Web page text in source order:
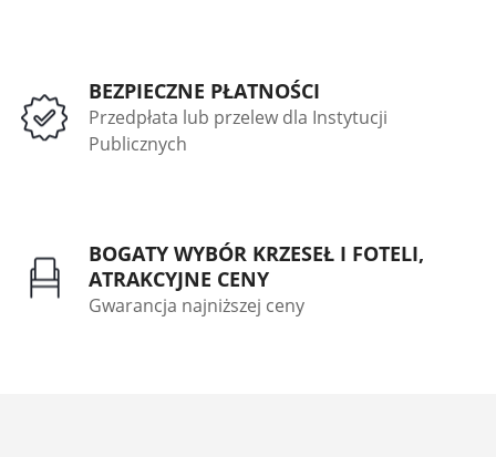
BEZPIECZNE PŁATNOŚCI
Przedpłata lub przelew dla Instytucji
Publicznych
BOGATY WYBÓR KRZESEŁ I FOTELI,
ATRAKCYJNE CENY
Gwarancja najniższej ceny